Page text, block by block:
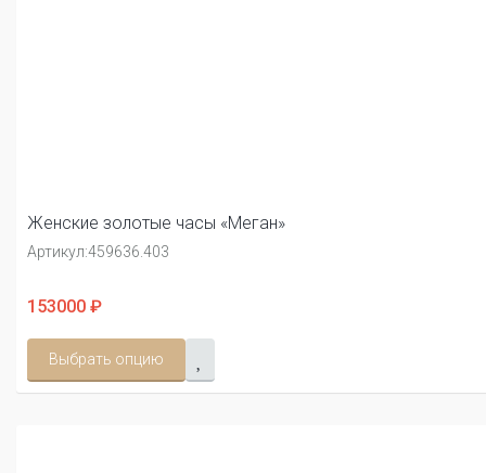
Женские золотые часы «Меган»
Артикул:459636.403
153000 ₽
Выбрать опцию